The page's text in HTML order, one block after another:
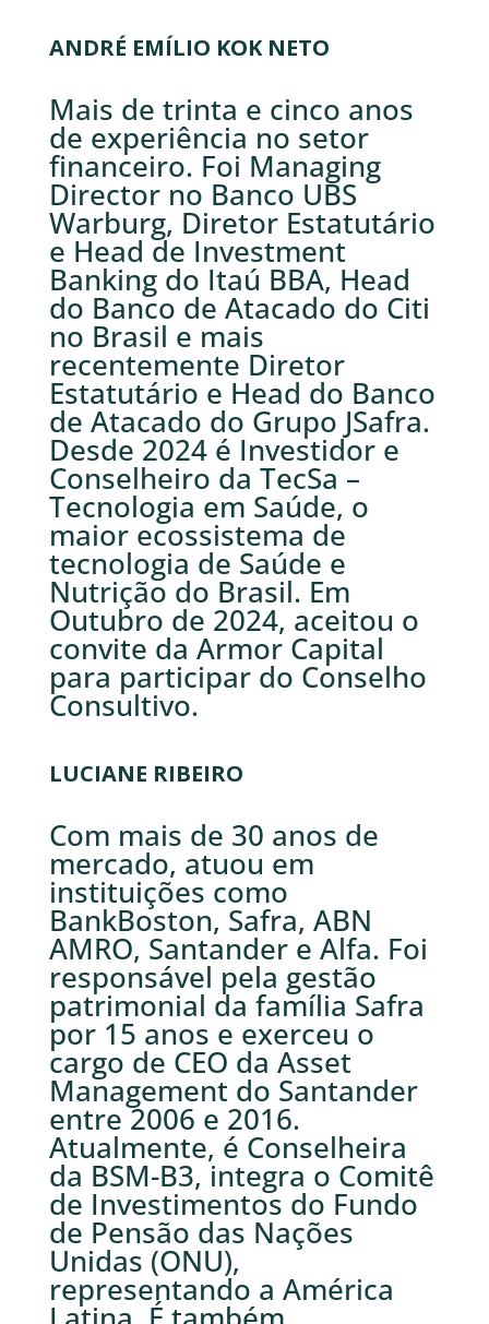
ANDRÉ EMÍLIO KOK NETO
Mais de trinta e cinco anos
de experiência no setor
financeiro. Foi Managing
Director no Banco UBS
Warburg, Diretor Estatutário
e Head de Investment
Banking do Itaú BBA, Head
do Banco de Atacado do Citi
no Brasil e mais
recentemente Diretor
Estatutário e Head do Banco
de Atacado do Grupo JSafra.
Desde 2024 é Investidor e
Conselheiro da TecSa –
Tecnologia em Saúde, o
maior ecossistema de
tecnologia de Saúde e
Nutrição do Brasil. Em
Outubro de 2024, aceitou o
convite da Armor Capital
para participar do Conselho
Consultivo.
LUCIANE RIBEIRO
Com mais de 30 anos de
mercado, atuou em
instituições como
BankBoston, Safra, ABN
AMRO, Santander e Alfa. Foi
responsável pela gestão
patrimonial da família Safra
por 15 anos e exerceu o
cargo de CEO da Asset
Management do Santander
entre 2006 e 2016.
Atualmente, é Conselheira
da BSM-B3, integra o Comitê
de Investimentos do Fundo
de Pensão das Nações
Unidas (ONU),
representando a América